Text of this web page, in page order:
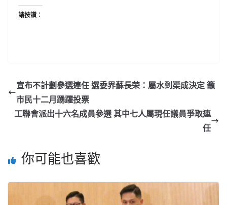
請按讚：
宣布不計劃參選連任 選委界蘇長荣：屬水到渠成決定 籲
市民十二月踴躍投票
工聯會派出十六名成員參選 其中七人屬現任議員爭取連
任
你可能也喜歡